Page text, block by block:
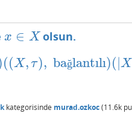
x ∈ X
x∈X olsun.
((X, τ), bağlantılı)(|X
)((X,τ) bağlantılı)(|X |>1
kategorisinde murad.ozkoc(11.6k